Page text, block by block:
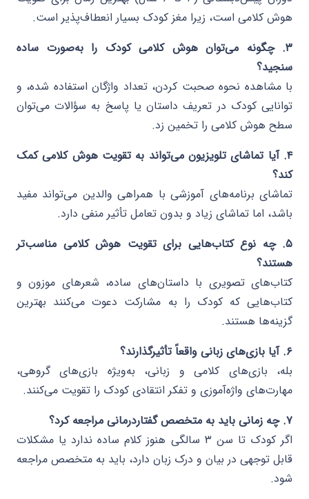
هوش کلامی است، زیرا مغز کودک بسیار انعطاف‌پذیر است.
۳. چگونه می‌توان هوش کلامی کودک را به‌صورت ساده
سنجید؟
با مشاهده نحوه صحبت کردن، تعداد واژگان استفاده شده، و
توانایی کودک در تعریف داستان یا پاسخ به سؤالات می‌توان
سطح هوش کلامی را تخمین زد.
۴. آیا تماشای تلویزیون می‌تواند به تقویت هوش کلامی کمک
کند؟
تماشای برنامه‌های آموزشی با همراهی والدین می‌تواند مفید
باشد، اما تماشای زیاد و بدون تعامل تأثیر منفی دارد.
۵. چه نوع کتاب‌هایی برای تقویت هوش کلامی مناسب‌تر
هستند؟
کتاب‌های تصویری با داستان‌های ساده، شعرهای موزون و
کتاب‌هایی که کودک را به مشارکت دعوت می‌کنند بهترین
گزینه‌ها هستند.
۶. آیا بازی‌های زبانی واقعاً تأثیرگذارند؟
بله، بازی‌های کلامی و زبانی، به‌ویژه بازی‌های گروهی،
مهارت‌های واژه‌آموزی و تفکر انتقادی کودک را تقویت می‌کنند.
۷. چه زمانی باید به متخصص گفتاردرمانی مراجعه کرد؟
اگر کودک تا سن ۳ سالگی هنوز کلام ساده ندارد یا مشکلات
قابل توجهی در بیان و درک زبان دارد، باید به متخصص مراجعه
شود.